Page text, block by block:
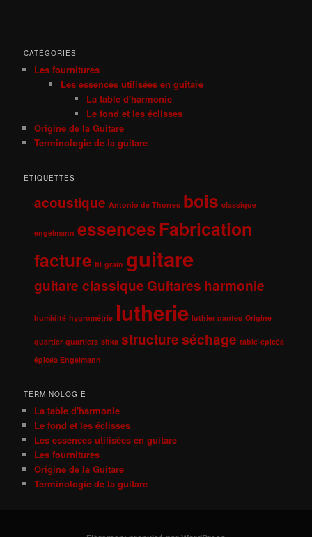
CATÉGORIES
Les fournitures
Les essences utilisées en guitare
La table d'harmonie
Le fond et les éclisses
Origine de la Guitare
Terminologie de la guitare
ÉTIQUETTES
acoustique Antonio de Thorres bois classique
engelmann essencesFabrication
facture fil grain guitare
guitare classique Guitares harmonie
humidité hygrométrie lutherie luthier nantes Origine
quartier quartiers sitka structureséchage table épicéa
épicéa Engelmann
TERMINOLOGIE
La table d'harmonie
Le fond et les éclisses
Les essences utilisées en guitare
Les fournitures
Origine de la Guitare
Terminologie de la guitare